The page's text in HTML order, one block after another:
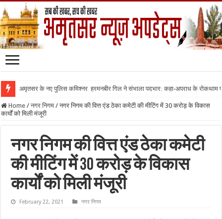
अमृतसर के नए पुलिस कमिश्नर हरमनबीर गिल ने संभाला पदभार: कहा-अपराध के रोकथाम
Home / नगर निगम / नगर निगम की वित्त एंड ठेका कमेटी की मीटिंग में 30 करोड़ के विकास
कार्यों को मिली मंजूरी
नगर निगम की वित्त एंड ठेका कमेटी
की मीटिंग में 30 करोड़ के विकास
कार्यों को मिली मंजूरी
February 22, 2021 नगर निगम